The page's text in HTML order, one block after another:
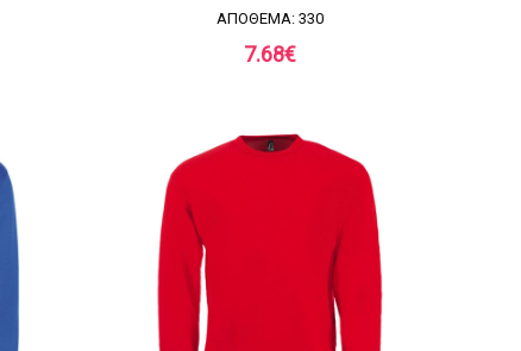
ΑΠΟΘΕΜΑ: 330
7.68€